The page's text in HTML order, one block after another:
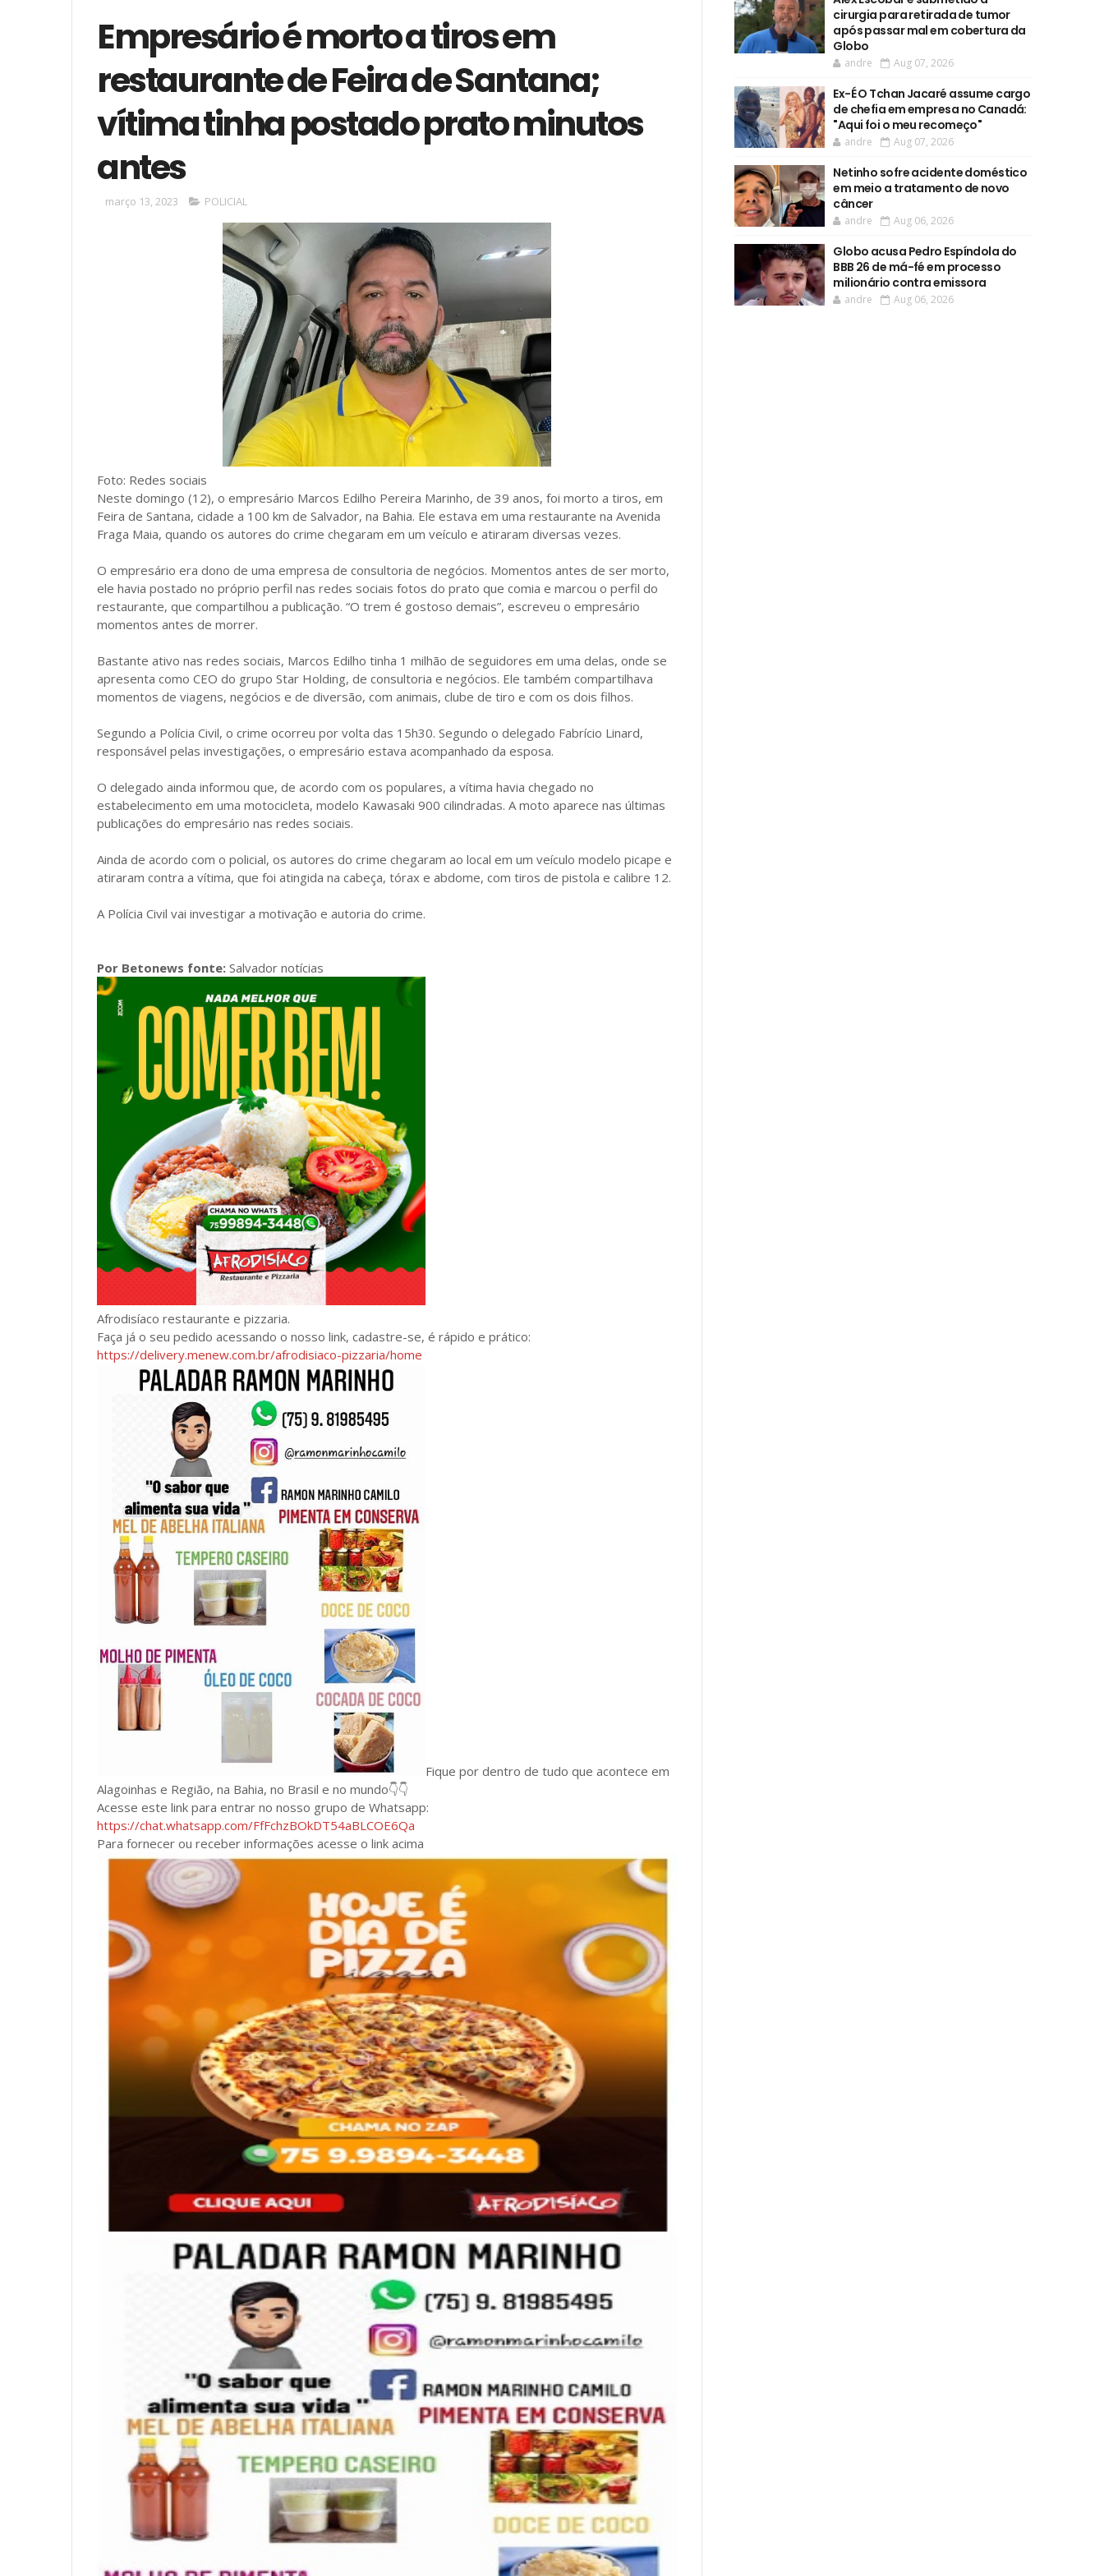
Empresário é morto a tiros em
restaurante de Feira de Santana;
vítima tinha postado prato minutos
antes
março 13, 2023 POLICIAL
Foto: Redes sociais
Neste domingo (12), o empresário Marcos Edilho Pereira Marinho, de 39 anos, foi morto a tiros, em
Feira de Santana, cidade a 100 km de Salvador, na Bahia. Ele estava em uma restaurante na Avenida
Fraga Maia, quando os autores do crime chegaram em um veículo e atiraram diversas vezes.
O empresário era dono de uma empresa de consultoria de negócios. Momentos antes de ser morto,
ele havia postado no próprio perfil nas redes sociais fotos do prato que comia e marcou o perfil do
restaurante, que compartilhou a publicação. “O trem é gostoso demais”, escreveu o empresário
momentos antes de morrer.
Bastante ativo nas redes sociais, Marcos Edilho tinha 1 milhão de seguidores em uma delas, onde se
apresenta como CEO do grupo Star Holding, de consultoria e negócios. Ele também compartilhava
momentos de viagens, negócios e de diversão, com animais, clube de tiro e com os dois filhos.
Segundo a Polícia Civil, o crime ocorreu por volta das 15h30. Segundo o delegado Fabrício Linard,
responsável pelas investigações, o empresário estava acompanhado da esposa.
O delegado ainda informou que, de acordo com os populares, a vítima havia chegado no
estabelecimento em uma motocicleta, modelo Kawasaki 900 cilindradas. A moto aparece nas últimas
publicações do empresário nas redes sociais.
Ainda de acordo com o policial, os autores do crime chegaram ao local em um veículo modelo picape e
atiraram contra a vítima, que foi atingida na cabeça, tórax e abdome, com tiros de pistola e calibre 12.
A Polícia Civil vai investigar a motivação e autoria do crime.
Por Betonews fonte: Salvador notícias
Afrodisíaco restaurante e pizzaria.
Faça já o seu pedido acessando o nosso link, cadastre-se, é rápido e prático:
https://delivery.menew.com.br/afrodisiaco-pizzaria/home
Fique por dentro de tudo que acontece em
Alagoinhas e Região, na Bahia, no Brasil e no mundo👇👇
Acesse este link para entrar no nosso grupo de Whatsapp:
https://chat.whatsapp.com/FfFchzBOkDT54aBLCOE6Qa
Para fornecer ou receber informações acesse o link acima
cirurgia para retirada de tumor
após passar mal em cobertura da
Globo
andre Aug 07, 2026
Ex-É O Tchan Jacaré assume cargo
de chefia em empresa no Canadá:
"Aqui foi o meu recomeço"
andre Aug 07, 2026
Netinho sofre acidente doméstico
em meio a tratamento de novo
câncer
andre Aug 06, 2026
Globo acusa Pedro Espíndola do
BBB 26 de má-fé em processo
milionário contra emissora
andre Aug 06, 2026